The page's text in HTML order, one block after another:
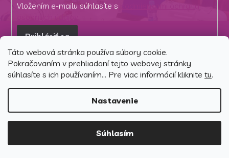
Táto webová stránka používa súbory cookie.
Pokračovaním v prehliadaní tejto webovej stránky
súhlasíte s ich používaním... Pre viac informácií kliknite tu.
Nastavenie
Súhlasím
Vložením e-mailu súhlasíte s
Prihlásiť sa
Hlavní kategorie
Detská izba